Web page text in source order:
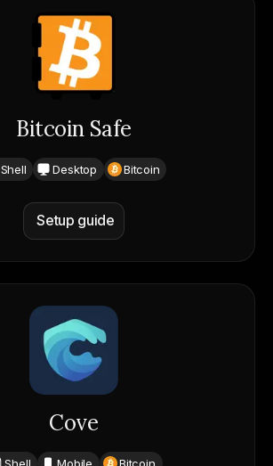
Bitcoin Safe
Shell Desktop Bitcoin
Setup guide
Cove
Shell Mobile Bitcoin